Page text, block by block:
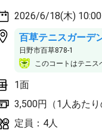
2026/6/18(木)
百草テニスガーデ
日野市百草878-1
このコートはテニス
1面
3,500円（1人あたり
定員：4人